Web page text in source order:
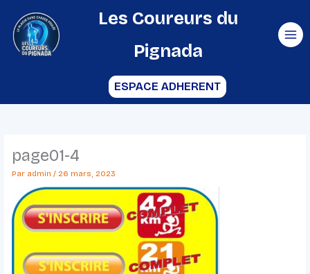
contenu
Les Coureurs du
Pignada
ESPACE ADHERENT
page01-4
Par admin / 26 mars, 2023